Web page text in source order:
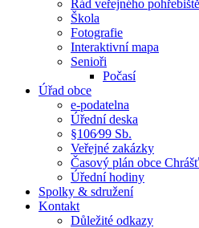
Řád veřejného
Škola
Fotografie
Interaktivní mapa
Senioři
Počasí
Úřad obce
e-podatelna
Úřední deska
§106⁄99 Sb.
Veřejné zakázky
Časový plán obce
Úřední hodiny
Spolky & sdružení
Kontakt
Důležité odkazy